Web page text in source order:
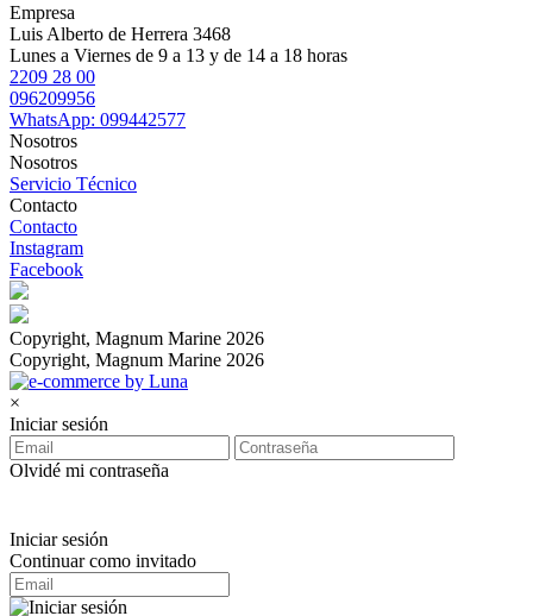
Empresa
Luis Alberto de Herrera 3468
Lunes a Viernes de 9 a 13 y de 14 a 18 horas
2209 28 00
096209956
WhatsApp: 099442577
Nosotros
Nosotros
Servicio Técnico
Contacto
Contacto
Instagram
Facebook
Copyright, Magnum Marine 2026
Copyright, Magnum Marine 2026
×
Iniciar sesión
Olvidé mi contraseña
Iniciar sesión
Continuar como invitado